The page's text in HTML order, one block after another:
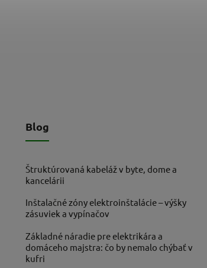
Blog
Štruktúrovaná kabeláž v byte, dome a
kancelárii
Inštalačné zóny elektroinštalácie – výšky
zásuviek a vypínačov
Základné náradie pre elektrikára a
domáceho majstra: čo by nemalo chýbať v
kufri